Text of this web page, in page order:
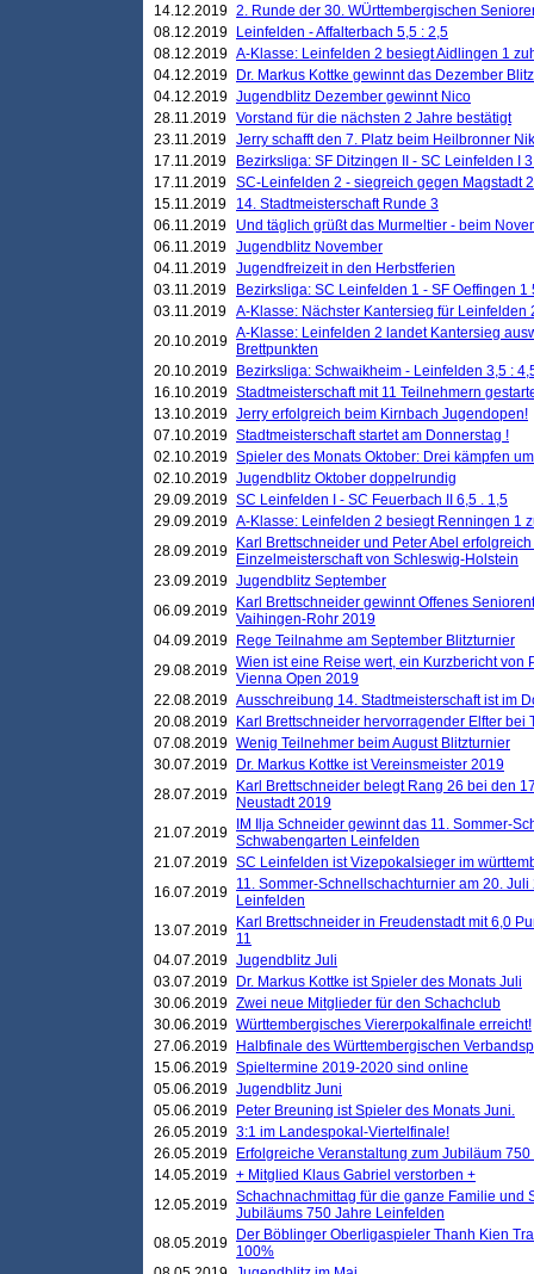
14.12.2019 2. Runde der 30. WÜrttembergischen
08.12.2019
Leinfelden - Affalterbach 5,5 : 2,5
08.12.2019 A-Klasse: Leinfelden 2 besiegt Aidlingen 1
04.12.2019
Dr. Markus Kottke gewinnt das Dezember
04.12.2019 Jugendblitz Dezember gewinnt Nico
28.11.2019 Vorstand für die nächsten 2 Jahre bestätigt
23.11.2019 Jerry schafft den 7. Platz beim Heilbronner
17.11.2019
Bezirksliga: SF Ditzingen II - SC Leinfelden I
17.11.2019 SC-Leinfelden 2 - siegreich gegen Magstadt 2
15.11.2019
14. Stadtmeisterschaft Runde 3
06.11.2019
Und täglich grüßt das Murmeltier - beim
06.11.2019 Jugendblitz November
04.11.2019 Jugendfreizeit in den Herbstferien
03.11.2019
Bezirksliga: SC Leinfelden 1 - SF Oeffingen 1
03.11.2019 A-Klasse: Nächster Kantersieg für Leinfelden
20.10.2019 A-Klasse: Leinfelden 2 landet Kantersieg
Brettpunkten
20.10.2019
Bezirksliga: Schwaikheim - Leinfelden 3,5 :
16.10.2019 Stadtmeisterschaft mit 11 Teilnehmern
13.10.2019 Jerry erfolgreich beim Kirnbach Jugendopen!
07.10.2019 Stadtmeisterschaft startet am Donnerstag !
02.10.2019 Spieler des Monats Oktober: Drei kämpfen
02.10.2019 Jugendblitz Oktober doppelrundig
29.09.2019 SC Leinfelden I - SC Feuerbach II 6,5 . 1,5
29.09.2019 A-Klasse: Leinfelden 2 besiegt Renningen 1
28.09.2019
Karl Brettschneider und Peter Abel
Einzelmeisterschaft von Schleswig-Holstein
23.09.2019 Jugendblitz September
06.09.2019
Karl Brettschneider gewinnt Offenes
Vaihingen-Rohr 2019
04.09.2019
Rege Teilnahme am September Blitzturnier
29.08.2019 Wien ist eine Reise wert, ein Kurzbericht von
Vienna Open 2019
22.08.2019 Ausschreibung 14. Stadtmeisterschaft ist im
20.08.2019
Karl Brettschneider hervorragender Elfter bei
07.08.2019 Wenig Teilnehmer beim August Blitzturnier
30.07.2019
Dr. Markus Kottke ist Vereinsmeister 2019
28.07.2019
Karl Brettschneider belegt Rang 26 bei den
Neustadt 2019
21.07.2019
IM Ilja Schneider gewinnt das 11. Sommer-
Schwabengarten Leinfelden
21.07.2019 SC Leinfelden ist Vizepokalsieger im
16.07.2019 11. Sommer-Schnellschachturnier am 20.
Leinfelden
13.07.2019
Karl Brettschneider in Freudenstadt mit 6,0
11
04.07.2019 Jugendblitz Juli
03.07.2019
Dr. Markus Kottke ist Spieler des Monats Juli
30.06.2019 Zwei neue Mitglieder für den Schachclub
30.06.2019 Württembergisches Viererpokalfinale erreicht!
27.06.2019
Halbfinale des Württembergischen
15.06.2019 Spieltermine 2019-2020 sind online
05.06.2019 Jugendblitz Juni
05.06.2019
Peter Breuning ist Spieler des Monats Juni.
26.05.2019 3:1 im Landespokal-Viertelfinale!
26.05.2019
Erfolgreiche Veranstaltung zum Jubiläum
14.05.2019 + Mitglied Klaus Gabriel verstorben +
12.05.2019 Schachnachmittag für die ganze Familie und
Jubiläums 750 Jahre Leinfelden
08.05.2019
Der Böblinger Oberligaspieler Thanh Kien
100%